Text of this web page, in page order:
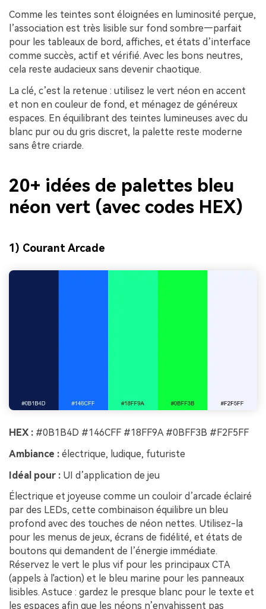
Comme les teintes sont éloignées en luminosité perçue,
l’association est très lisible sur fond sombre—parfait
pour les tableaux de bord, affiches, et états d’interface
comme succès, actif et vérifié. Avec les bons neutres,
cela reste audacieux sans devenir chaotique.
La clé, c’est la retenue : utilisez le vert néon en accent
et non en couleur de fond, et ménagez de généreux
espaces. En équilibrant des teintes lumineuses avec du
blanc pur ou du gris discret, la palette reste moderne
sans être criarde.
20+ idées de palettes bleu
néon vert (avec codes HEX)
1) Courant Arcade
HEX : #0B1B4D #146CFF #18FF9A #0BFF3B #F2F5FF
Ambiance : électrique, ludique, futuriste
Idéal pour : UI d’application de jeu
Électrique et joyeuse comme un couloir d’arcade éclairé
par des LEDs, cette combinaison équilibre un bleu
profond avec des touches de néon nettes. Utilisez-la
pour les menus de jeux, écrans de fidélité, et états de
boutons qui demandent de l’énergie immédiate.
Réservez le vert le plus vif pour les principaux CTA
(appels à l'action) et le bleu marine pour les panneaux
lisibles. Astuce : gardez le presque blanc pour le texte et
les espaces afin que les néons n’envahissent pas